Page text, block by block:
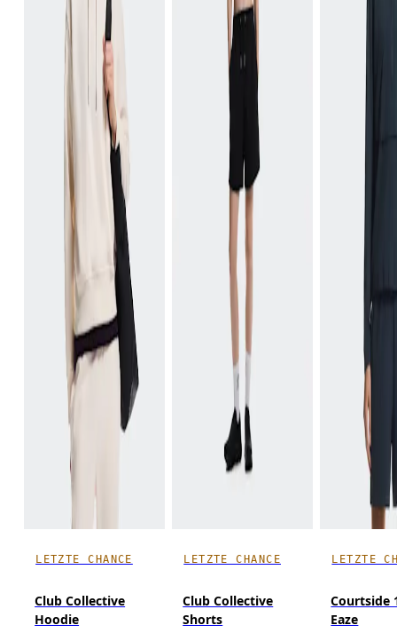
LETZTE CHANCE
Club Collective
Hoodie
LETZTE CHANCE
Club Collective
Shorts
LETZTE
Courtside
Eaze